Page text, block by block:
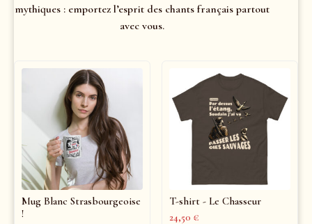
mythiques : emportez l’esprit des chants français partout
avec vous.
Mug Blanc Strasbourgeoise
!
T-shirt - Le Chasseur
24,50 €